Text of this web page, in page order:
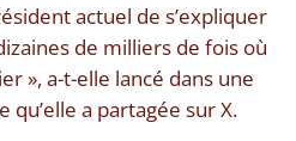
actuel de s’expliquer
de milliers de fois où
», a-t-elle lancé dans une
a partagée sur X.